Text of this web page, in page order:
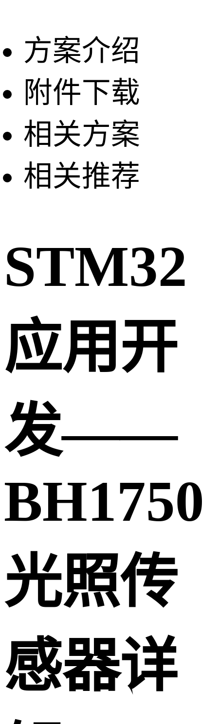
方案介绍
附件下载
相关方案
相关推荐
STM32
应用开
发——
BH1750
光照传
感器详